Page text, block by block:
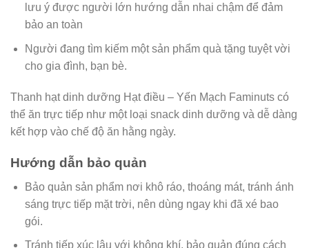
lưu ý được người lớn hướng dẫn nhai chậm để đảm
bảo an toàn
Người đang tìm kiếm một sản phẩm quà tặng tuyệt vời
cho gia đình, bạn bè.
Thanh hạt dinh dưỡng Hạt điều – Yến Mạch Faminuts có
thể ăn trực tiếp như một loại snack dinh dưỡng và dễ dàng
kết hợp vào chế độ ăn hằng ngày.
Hướng dẫn bảo quản
Bảo quản sản phẩm nơi khô ráo, thoáng mát, tránh ánh
sáng trực tiếp mặt trời, nên dùng ngay khi đã xé bao
gói.
Tránh tiếp xúc lâu với không khí, bảo quản đúng cách